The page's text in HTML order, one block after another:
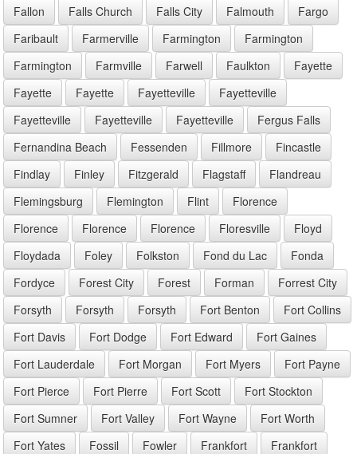
Fallon Falls Church Falls City Falmouth
Fargo
Faribault
Farmerville Farmington
Farmington
Farmington
Farmville Farwell Faulkton
Fayette
Fayette
Fayette Fayetteville
Fayetteville
Fayetteville
Fayetteville Fayetteville
Fergus Falls
Fernandina Beach
Fessenden Fillmore
Fincastle
Findlay
Finley Fitzgerald Flagstaff
Flandreau
Flemingsburg
Flemington Flint
Florence
Florence
Florence Florence Floresville
Floyd
Floydada
Foley Folkston Fond du Lac
Fonda
Fordyce
Forest City Forest Forman
Forrest City
Forsyth
Forsyth Forsyth Fort Benton
Fort Collins
Fort Davis
Fort Dodge Fort Edward
Fort Gaines
Fort Lauderdale
Fort Morgan Fort Myers
Fort Payne
Fort Pierce
Fort Pierre Fort Scott
Fort Stockton
Fort Sumner
Fort Valley Fort Wayne
Fort Worth
Fort Yates
Fossil Fowler Frankfort
Frankfort